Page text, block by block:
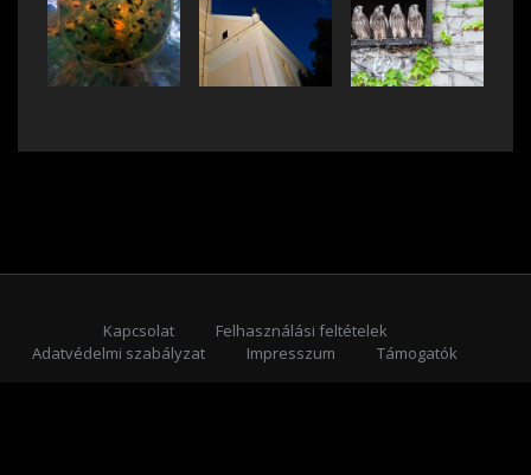
Kapcsolat
Felhasználási feltételek
Adatvédelmi szabályzat
Impresszum
Támogatók